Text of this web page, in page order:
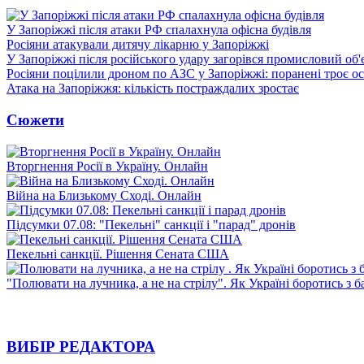
У Запоріжжі після атаки РФ спалахнула офісна будівля
Росіяни атакували дитячу лікарню у Запоріжжі
У Запоріжжі після російського удару загорівся промисловий
Росіяни поцілили дроном по АЗС у Запоріжжі: поранені троє
Атака на Запоріжжя: кількість постраждалих зростає
Сюжети
Вторгнення Росії в Україну. Онлайн
Війна на Близькому Сході. Онлайн
Підсумки 07.08: "Пекельні" санкції і "парад" дронів
Пекельні санкції. Рішення Сената США
"Полювати на лучника, а не на стрілу". Як Україні боротись з
ВИБІР РЕДАКТОРА